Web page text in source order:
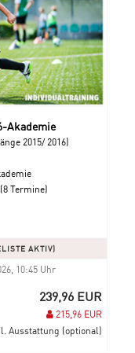
Akademie
2015/ 2016)
Termine)
AKTIV)
10:45 Uhr
239,96 EUR
215,96 EUR
Ausstattung (optional)